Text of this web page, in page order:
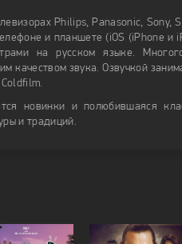
Philips, Panasonic, Sony,
и планшете (iOS (iPhone и
на русском языке.
качеством звука. Озвучкой
новинки и полюбившаяся
и традиций.